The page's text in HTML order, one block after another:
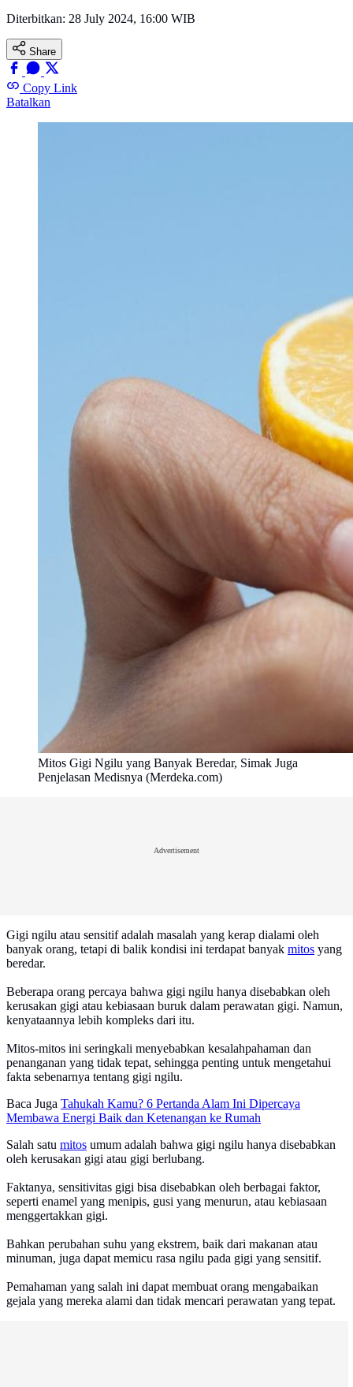
Diterbitkan: 28 July 2024, 16:00 WIB
Share
Copy Link
Batalkan
Mitos Gigi Ngilu yang Banyak Beredar, Simak Juga
Penjelasan Medisnya (Merdeka.com)
Advertisement
Gigi ngilu atau sensitif adalah masalah yang kerap dialami oleh
banyak orang, tetapi di balik kondisi ini terdapat banyak mitos yang
beredar.
Beberapa orang percaya bahwa gigi ngilu hanya disebabkan oleh
kerusakan gigi atau kebiasaan buruk dalam perawatan gigi. Namun,
kenyataannya lebih kompleks dari itu.
Mitos-mitos ini seringkali menyebabkan kesalahpahaman dan
penanganan yang tidak tepat, sehingga penting untuk mengetahui
fakta sebenarnya tentang gigi ngilu.
Baca Juga Tahukah Kamu? 6 Pertanda Alam Ini Dipercaya
Membawa Energi Baik dan Ketenangan ke Rumah
Salah satu mitos umum adalah bahwa gigi ngilu hanya disebabkan
oleh kerusakan gigi atau gigi berlubang.
Faktanya, sensitivitas gigi bisa disebabkan oleh berbagai faktor,
seperti enamel yang menipis, gusi yang menurun, atau kebiasaan
menggertakkan gigi.
Bahkan perubahan suhu yang ekstrem, baik dari makanan atau
minuman, juga dapat memicu rasa ngilu pada gigi yang sensitif.
Pemahaman yang salah ini dapat membuat orang mengabaikan
gejala yang mereka alami dan tidak mencari perawatan yang tepat.